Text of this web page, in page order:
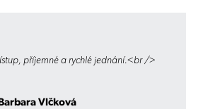
příjemné a rychlé jednání.<br />
Vlčková